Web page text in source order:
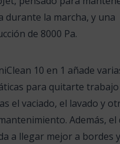
durante la marcha, y una
de 8000 Pa.
10 en 1 añade
para quitarte
el vaciado, el lavado y
Además, el
a llegar mejor a bordes y